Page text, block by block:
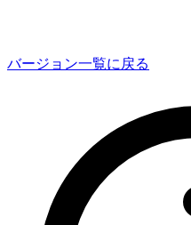
バージョン一覧に戻る